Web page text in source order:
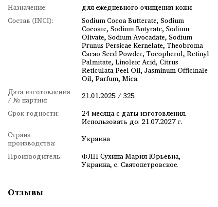
Назначение:
для ежедневного очищения кожи
Состав (INCI):
Sodium Cocoa Butterate, Sodium
Cocoate, Sodium Butyrate, Sodium
Olivate, Sodium Avocadate, Sodium
Prunus Persicae Kernelate, Theobroma
Cacao Seed Powder, Tocopherol, Retinyl
Palmitate, Linoleic Acid, Citrus
Reticulata Peel Oil, Jasminum Officinale
Oil, Parfum, Mica.
Дата изготовления
/ № партии:
21.01.2025 / 325
Срок годности:
24 месяца с даты изготовления.
Использовать до: 21.07.2027 г.
Страна
производства:
Украина
Производитель:
ФЛП Сухина Мария Юрьевна,
Украина, с. Святопетровское.
Отзывы